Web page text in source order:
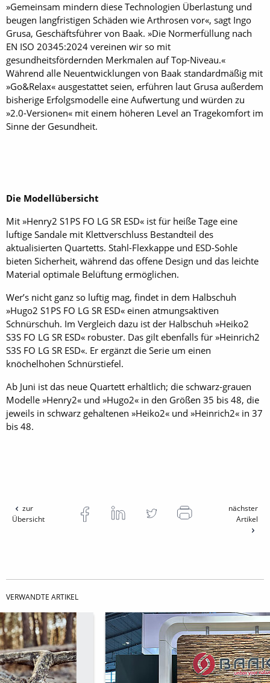
»Gemeinsam mindern diese Technologien Überlastung und
beugen langfristigen Schäden wie Arthrosen vor«, sagt Ingo
Grusa, Geschäftsführer von Baak. »Die Normerfüllung nach
EN ISO 20345:2024 vereinen wir so mit
gesundheitsfördernden Merkmalen auf Top-Niveau.«
Während alle Neuentwicklungen von Baak standardmäßig mit
»Go&Relax« ausgestattet seien, erführen laut Grusa außerdem
bisherige Erfolgsmodelle eine Aufwertung und würden zu
»2.0-Versionen« mit einem höheren Level an Tragekomfort im
Sinne der Gesundheit.
Die Modellübersicht
Mit »Henry2 S1PS FO LG SR ESD« ist für heiße Tage eine
luftige Sandale mit Klettverschluss Bestandteil des
aktualisierten Quartetts. Stahl-Flexkappe und ESD-Sohle
bieten Sicherheit, während das offene Design und das leichte
Material optimale Belüftung ermöglichen.
Wer’s nicht ganz so luftig mag, findet in dem Halbschuh
»Hugo2 S1PS FO LG SR ESD« einen atmungsaktiven
Schnürschuh. Im Vergleich dazu ist der Halbschuh »Heiko2
S3S FO LG SR ESD« robuster. Das gilt ebenfalls für »Heinrich2
S3S FO LG SR ESD«. Er ergänzt die Serie um einen
knöchelhohen Schnürstiefel.
Ab Juni ist das neue Quartett erhältlich; die schwarz-grauen
Modelle »Henry2« und »Hugo2« in den Größen 35 bis 48, die
jeweils in schwarz gehaltenen »Heiko2« und »Heinrich2« in 37
bis 48.
zur
Übersicht
nächster
Artikel
VERWANDTE ARTIKEL